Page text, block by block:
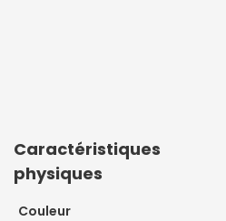
Caractéristiques
physiques
Couleur